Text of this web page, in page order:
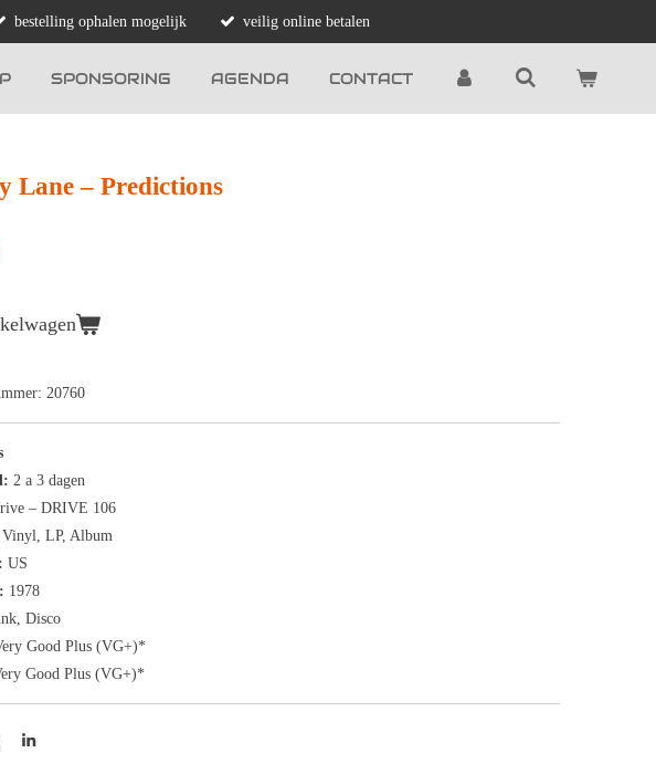
bestelling ophalen mogelijk veilig online betalen
SPONSORING AGENDA CONTACT
Lane ‎– Predictions
20760
2 a 3 dagen
‎– DRIVE 106
Vinyl, LP, Album
US
1978
Disco
Good Plus (VG+)*
Good Plus (VG+)*
S